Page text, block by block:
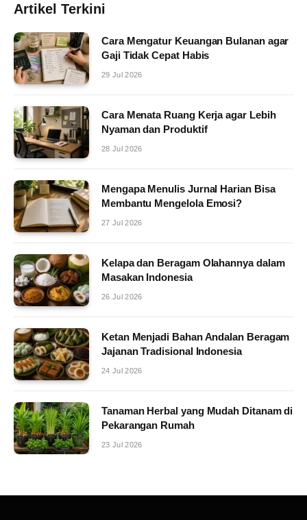
Artikel Terkini
Cara Mengatur Keuangan Bulanan agar
Gaji Tidak Cepat Habis
29 Jul 2026
Cara Menata Ruang Kerja agar Lebih
Nyaman dan Produktif
28 Jul 2026
Mengapa Menulis Jurnal Harian Bisa
Membantu Mengelola Emosi?
27 Jul 2026
Kelapa dan Beragam Olahannya dalam
Masakan Indonesia
26 Jul 2026
Ketan Menjadi Bahan Andalan Beragam
Jajanan Tradisional Indonesia
24 Jul 2026
Tanaman Herbal yang Mudah Ditanam di
Pekarangan Rumah
23 Jul 2026